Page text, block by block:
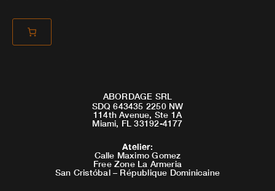
ABORDAGE SRL
SDQ 643435 2250 NW
114th Avenue, Ste 1A
Miami, FL 33192-4177
Atelier:
Calle Maximo Gomez
Free Zone La Armeria
San Cristóbal – République Dominicaine